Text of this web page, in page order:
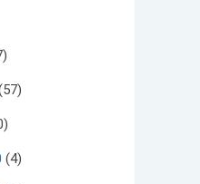
(4)